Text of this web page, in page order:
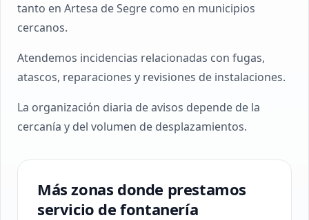
tanto en Artesa de Segre como en municipios
cercanos.
Atendemos incidencias relacionadas con fugas,
atascos, reparaciones y revisiones de instalaciones.
La organización diaria de avisos depende de la
cercanía y del volumen de desplazamientos.
Más zonas donde prestamos
servicio de fontanería